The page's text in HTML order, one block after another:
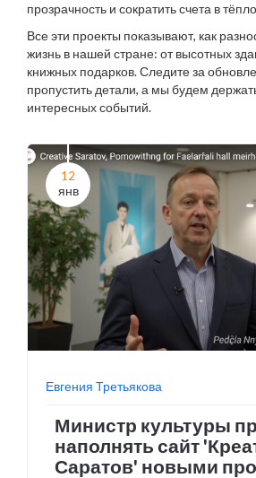
прозрачность и сократить счета в
Все эти проекты показывают, как
жизнь в нашей стране: от высотных
книжных подарков. Следите за
пропустить детали, а мы будем
интересных событий.
12
янв
Евгения Третьякова
Министр культуры
наполнять сайт
Саратов' новыми